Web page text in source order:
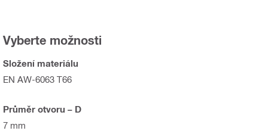
Vyberte možnosti
Složení materiálu
EN AW-6063 T66
Průměr otvoru – D
7 mm